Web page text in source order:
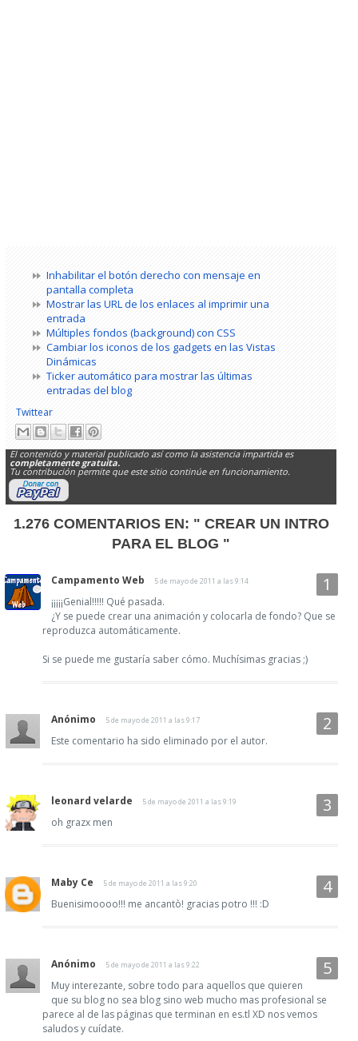
Inhabilitar el botón derecho con mensaje en
pantalla completa
Mostrar las URL de los enlaces al imprimir una
entrada
Múltiples fondos (background) con CSS
Cambiar los iconos de los gadgets en las Vistas
Dinámicas
Ticker automático para mostrar las últimas
entradas del blog
Twittear
El contenido y material publicado así como la asistencia impartida es
completamente gratuita.
Tu contribución permite que este sitio continúe en funcionamiento.
1.276 COMENTARIOS EN: " CREAR UN INTRO
PARA EL BLOG "
Campamento Web 5 de mayo de 2011 a las 9:14
¡¡¡¡¡Genial!!!!! Qué pasada.
¿Y se puede crear una animación y colocarla de fondo? Que se
reproduzca automáticamente.
Si se puede me gustaría saber cómo. Muchísimas gracias ;)
Anónimo 5 de mayo de 2011 a las 9:17
Este comentario ha sido eliminado por el autor.
leonard velarde 5 de mayo de 2011 a las 9:19
oh grazx men
Maby Ce 5 de mayo de 2011 a las 9:20
Buenisimoooo!!! me ancantò! gracias potro !!! :D
Anónimo 5 de mayo de 2011 a las 9:22
Muy interezante, sobre todo para aquellos que quieren
que su blog no sea blog sino web mucho mas profesional se
parece al de las páginas que terminan en es.tl XD nos vemos
saludos y cuídate.